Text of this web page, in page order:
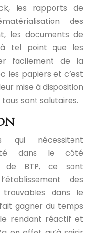
les rapports de
des
les documents de
tel point que les
facilement de la
les papiers et c’est
mise à disposition
sont salutaires.
nécessitent
dans le côté
de BTP, ce sont
des
dans le
gagner du temps
rendant réactif et